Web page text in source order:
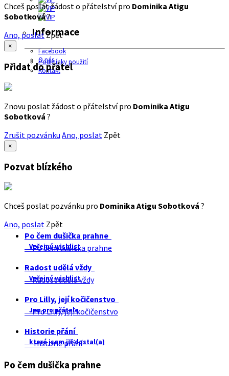
Informace
Facebook
O nás
Podmínky použití
Kontakt
Chceš poslat žádost o přátelství pro Dominika Atigu
Sobotková?
Ano, poslatZpět
×
Přidat do přátel
Znovu poslat žádost o přátelství pro Dominika Atigu
Sobotková ?
Zrušit pozvánku Ano, poslat Zpět
×
Pozvat blízkého
Chceš poslat pozvánku pro Dominika Atigu Sobotková ?
Ano, poslat Zpět
Po čem dušička prahne
Veřejný wishlist
Po čem dušička prahne
Radost udělá vždy
Veřejný wishlist
Radost udělá vždy
Pro Lilly, její kočičenstvo
Jen pro přátele
Pro Lilly, její kočičenstvo
Historie přání
které jsem již dostal(a)
Historie přání
Po čem dušička prahne